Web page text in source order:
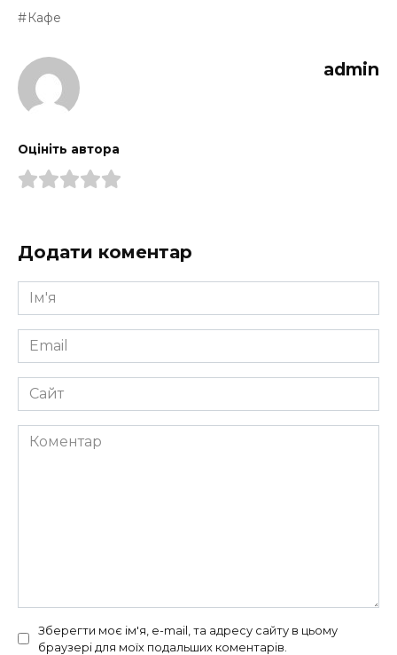
Кафе
admin
Оцініть автора
Додати коментар
Ім'я
*
Email
*
Сайт
Коментар
Зберегти моє ім'я, e-mail, та адресу сайту в цьому
браузері для моїх подальших коментарів.